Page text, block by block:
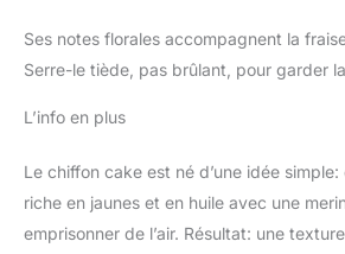
Ses notes florales accompagnent la
Serre-le tiède, pas brûlant, pour garder
L’info en plus
Le chiffon cake est né d’une idée
riche en jaunes et en huile avec une
emprisonner de l’air. Résultat: une